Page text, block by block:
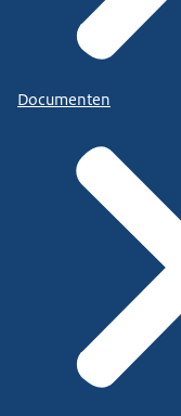
Documenten